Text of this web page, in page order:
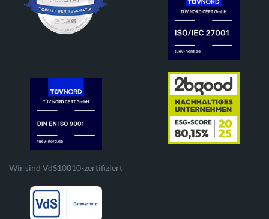
Wir sind VdS10010-zertifiziert